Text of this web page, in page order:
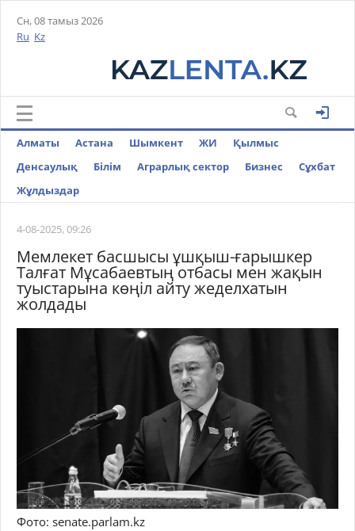
Сн, 08 тамыз 2026
Ru Kz
Алматы Астана Шымкент ЖИ
Қылмыс
Денсаулық
Білім Аграрлық сектор Бизнес
Cұхбат
Жұлдыздар
4-08-2025, 09:26
Мемлекет басшысы ұшқыш-ғарышкер
Талғат Мұсабаевтың отбасы мен жақын
туыстарына көңіл айту жеделхатын
жолдады
Фото: senate.parlam.kz